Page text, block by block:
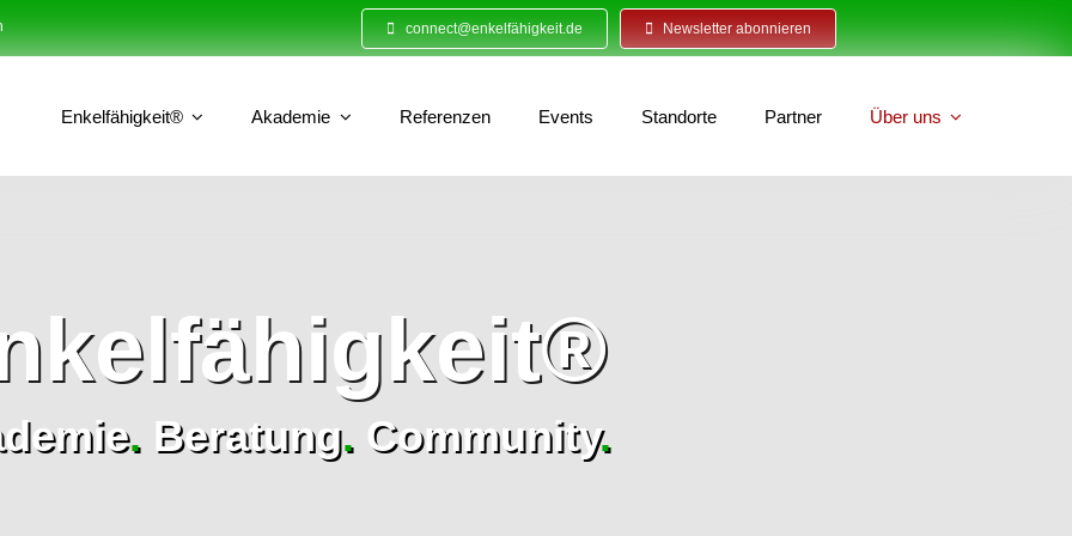
connect@enkelfähigkeit.de Newsletter abonnieren
Enkelfähigkeit® Akademie Referenzen Events Standorte Partner Über uns
.Beratung.Community.